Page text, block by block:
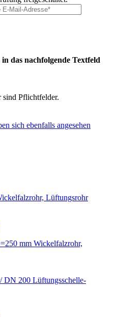
das nachfolgende Textfeld
Pflichtfelder.
sich ebenfalls angesehen
Lüftungsrohr
Wickelfalzrohr,
Lüftungsschelle-